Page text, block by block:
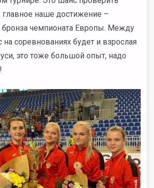
наше достижение –
бронза чемпионата Европы. Между
на соревнованиях будет и взрослая
это тоже большой опыт, надо